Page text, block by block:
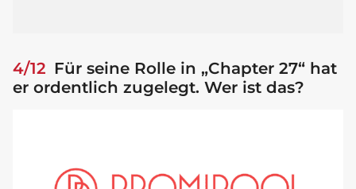
4/12 Für seine Rolle in „Chapter 27“ hat
er ordentlich zugelegt. Wer ist das?